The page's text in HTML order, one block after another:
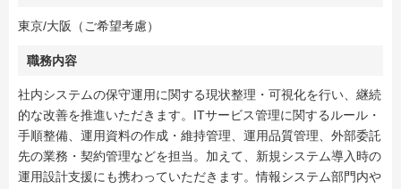
東京/大阪（ご希望考慮）
職務内容
社内システムの保守運用に関する現状整理・可視化を行い、継続
的な改善を推進いただきます。ITサービス管理に関するルール・
手順整備、運用資料の作成・維持管理、運用品質管理、外部委託
先の業務・契約管理などを担当。加えて、新規システム導入時の
運用設計支援にも携わっていただきます。情報システム部門内や